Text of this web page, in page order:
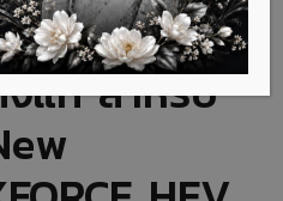
ปกับ ชุด
แท้ สำหรับ